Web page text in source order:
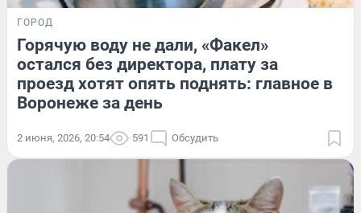
ГОРОД
Горячую воду не дали, «Факел»
остался без директора, плату за
проезд хотят опять поднять: главное в
Воронеже за день
2 июня, 2026, 20:54 591 Обсудить